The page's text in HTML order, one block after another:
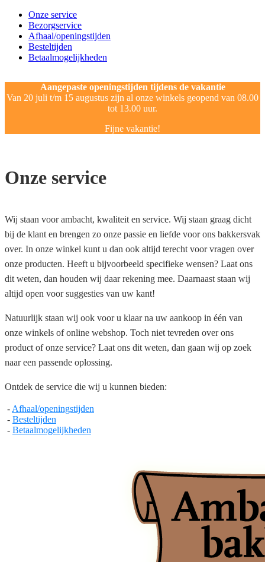
Onze service
Bezorgservice
Afhaal/openingstijden
Besteltijden
Betaalmogelijkheden
Aangepaste openingstijden tijdens de vakantie
Van 20 juli t/m 15 augustus zijn al onze winkels geopend van 08.00
tot 13.00 uur.
Fijne vakantie!
Onze service
Wij staan voor ambacht, kwaliteit en service. Wij staan graag dicht
bij de klant en brengen zo onze passie en liefde voor ons bakkersvak
over. In onze winkel kunt u dan ook altijd terecht voor vragen over
onze producten. Heeft u bijvoorbeeld specifieke wensen? Laat ons
dit weten, dan houden wij daar rekening mee. Daarnaast staan wij
altijd open voor suggesties van uw kant!
Natuurlijk staan wij ook voor u klaar na uw aankoop in één van
onze winkels of online webshop. Toch niet tevreden over ons
product of onze service? Laat ons dit weten, dan gaan wij op zoek
naar een passende oplossing.
Ontdek de service die wij u kunnen bieden:
- Afhaal/openingstijden
- Besteltijden
- Betaalmogelijkheden